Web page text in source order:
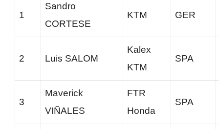
1
Sandro
CORTESE
KTM GER
2 Luis SALOM
Kalex
KTM
SPA
3
Maverick
VIÑALES
FTR
Honda
SPA